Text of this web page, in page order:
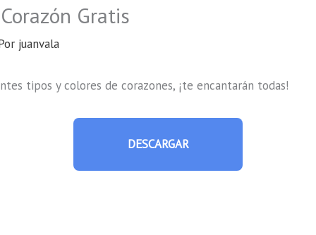
Gratis
juanvala
tipos y colores de corazones, ¡te encantarán todas!
DESCARGAR